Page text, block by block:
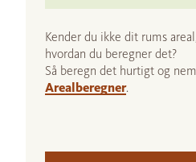
Kender du ikke dit rums
hvordan du beregner det?
Så beregn det hurtigt og
Arealberegner.